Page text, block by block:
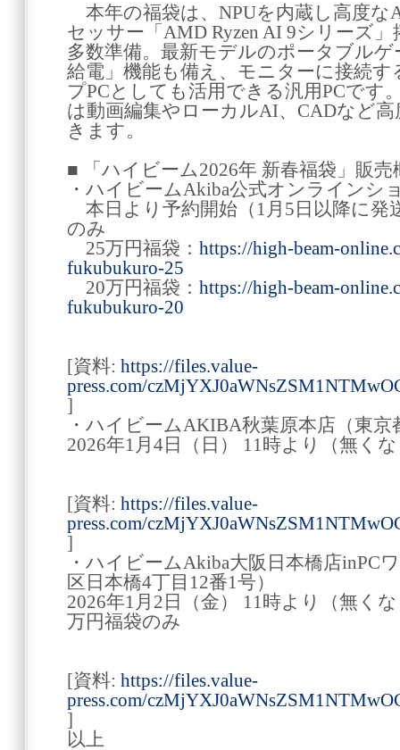
本年の福袋は、NPUを内蔵し高度な
セッサー「AMD Ryzen AI 9シリーズ
多数準備。最新モデルのポータブル
給電」機能も備え、モニターに接続
プPCとしても活用できる汎用PCです
は動画編集やローカルAI、CADなど
きます。
■ 「ハイビーム2026年 新春福袋」販売
・ハイビームAkiba公式オンラインシ
本日より予約開始（1月5日以降に
のみ
25万円福袋： https://high-beam-
fukubukuro-25
20万円福袋： https://high-beam-
fukubukuro-20
[資料: https://files.value-
press.com/
]
・ハイビームAKIBA秋葉原本店（東京
2026年1月4日（日） 11時より（無く
[資料: https://files.value-
press.com/
]
・ハイビームAkiba大阪日本橋店inPC
区日本橋4丁目12番1号）
2026年1月2日（金） 11時より（無く
万円福袋のみ
[資料: https://files.value-
press.com/
]
以上